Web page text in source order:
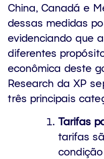
China, Canadá e
dessas medidas
evidenciando que
diferentes
econômica deste
Research da XP
três principais
Tarifas
tarifas